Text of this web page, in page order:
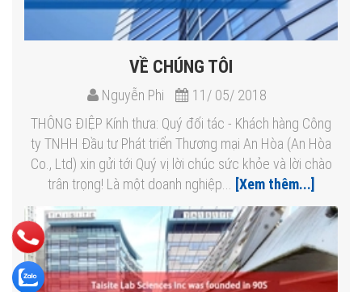
VỀ CHÚNG TÔI
Nguyễn Phi
11/ 05/ 2018
THÔNG ĐIỆP Kính thưa: Quý đối tác - Khách hàng Công
ty TNHH Đầu tư Phát triển Thương mại An Hòa (An Hòa
Co., Ltd) xin gửi tới Quý vị lời chúc sức khỏe và lời chào
trân trọng! Là một doanh nghiệp...
[Xem thêm...]